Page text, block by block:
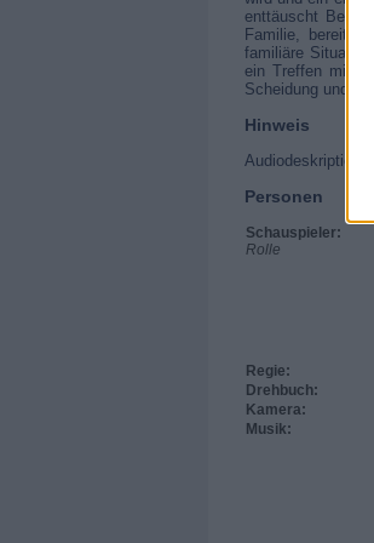
enttäuscht
Familie, bereit,
familiäre
ein Treffen mit
Scheidung und
Hinweis
Audiodeskription
Personen
Schauspieler:
Rolle
Regie:
Drehbuch:
Kamera:
Musik: